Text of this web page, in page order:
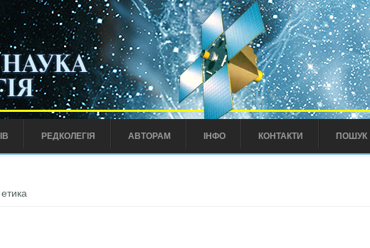
РЕДКОЛЕГІЯ АВТОРАМ ІНФО КОНТАКТИ ПОШУК